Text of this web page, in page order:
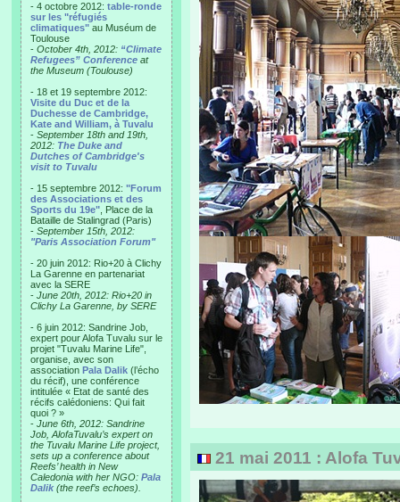
- 4 octobre 2012: table-ronde
sur les "réfugiés
climatiques" au Muséum de
Toulouse
- October 4th, 2012: “Climate
Refugees” Conference at
the Museum (Toulouse)
- 18 et 19 septembre 2012:
Visite du Duc et de la
Duchesse de Cambridge,
Kate and William, à Tuvalu
- September 18th and 19th,
2012: The Duke and
Dutches of Cambridge's
visit to Tuvalu
- 15 septembre 2012: "Forum
des Associations et des
Sports du 19e" , Place de la
Bataille de Stalingrad (Paris)
- September 15th, 2012:
"Paris Association Forum"
- 20 juin 2012: Rio+20 à Clichy
La Garenne en partenariat
avec la SERE
- June 20th, 2012: Rio+20 in
Clichy La Garenne, by SERE
- 6 juin 2012: Sandrine Job,
expert pour Alofa Tuvalu sur le
projet "Tuvalu Marine Life",
organise, avec son
association Pala Dalik (l’écho
du récif), une conférence
intitulée « Etat de santé des
récifs calédoniens: Qui fait
quoi ? »
- June 6th, 2012: Sandrine
Job, AlofaTuvalu’s expert on
the Tuvalu Marine Life project,
sets up a conference about
Reefs’ health in New
Caledonia with her NGO: Pala
Dalik (the reef’s echoes).
21 mai 2011 : Alofa